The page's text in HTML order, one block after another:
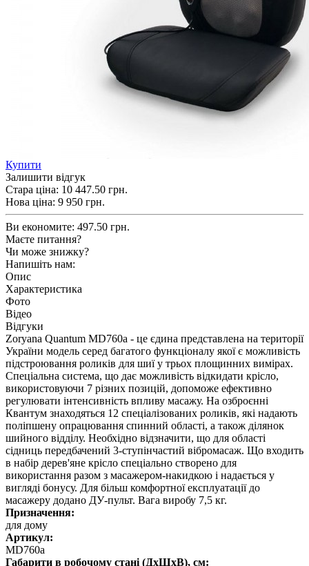
Купити
Залишити відгук
Стара ціна: 10 447.50 грн.
Нова ціна: 9 950 грн.
Ви економите: 497.50 грн.
Маєте питання?
Чи може знижку?
Напишіть нам:
Опис
Характеристика
Фото
Відео
Відгуки
Zoryana Quantum MD760a - це єдина представлена на території
України модель серед багатого функціоналу якої є можливість
підстроювання роликів для шиї у трьох площинних вимірах.
Спеціальна система, що дає можливість відкидати крісло,
використовуючи 7 різних позицій, допоможе ефективно
регулювати інтенсивність впливу масажу. На озброєнні
Квантум знаходяться 12 спеціалізованих роликів, які надають
поліпшену опрацювання спинний області, а також ділянок
шийного відділу. Необхідно відзначити, що для області
сідниць передбачений 3-ступінчастий вібромасаж. Що входить
в набір дерев'яне крісло спеціально створено для
використання разом з масажером-накидкою і надається у
вигляді бонусу. Для більш комфортної експлуатації до
масажеру додано ДУ-пульт. Вага виробу 7,5 кг.
Призначення:
для дому
Артикул:
MD760a
Габарити в робочому стані (ДхШхВ), см: